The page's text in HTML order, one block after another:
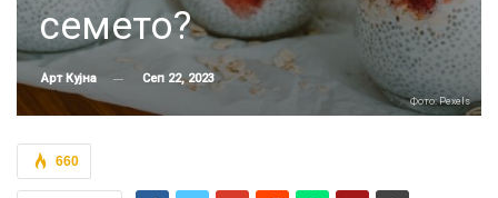
семето?
Арт Кујна Сеп 22, 2023
Фото: Pexels
660